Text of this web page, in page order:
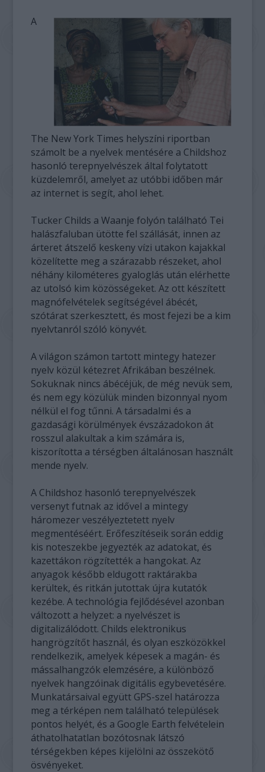
A
The New York Times helyszíni riportban
számolt be a nyelvek mentésére a Childshoz
hasonló terepnyelvészek által folytatott
küzdelemről, amelyet az utóbbi időben már
az internet is segít, ahol lehet.
Tucker Childs a Waanje folyón található Tei
halászfaluban ütötte fel szállását, innen az
árteret átszelő keskeny vízi utakon kajakkal
közelítette meg a szárazabb részeket, ahol
néhány kilométeres gyaloglás után elérhette
az utolsó kim közösségeket. Az ott készített
magnófelvételek segítségével ábécét,
szótárat szerkesztett, és most fejezi be a kim
nyelvtanról szóló könyvét.
A világon számon tartott mintegy hatezer
nyelv közül kétezret Afrikában beszélnek.
Sokuknak nincs ábécéjük, de még nevük sem,
és nem egy közülük minden bizonnyal nyom
nélkül el fog tűnni. A társadalmi és a
gazdasági körülmények évszázadokon át
rosszul alakultak a kim számára is,
kiszorította a térségben általánosan használt
mende nyelv.
A Childshoz hasonló terepnyelvészek
versenyt futnak az idővel a mintegy
háromezer veszélyeztetett nyelv
megmentéséért. Erőfeszítéseik során eddig
kis noteszekbe jegyezték az adatokat, és
kazettákon rögzítették a hangokat. Az
anyagok később eldugott raktárakba
kerültek, és ritkán jutottak újra kutatók
kezébe. A technológia fejlődésével azonban
változott a helyzet: a nyelvészet is
digitalizálódott. Childs elektronikus
hangrögzítőt használ, és olyan eszközökkel
rendelkezik, amelyek képesek a magán- és
mássalhangzók elemzésére, a különböző
nyelvek hangzóinak digitális egybevetésére.
Munkatársaival együtt GPS-szel határozza
meg a térképen nem található települések
pontos helyét, és a Google Earth felvételein
áthatolhatatlan bozótosnak látszó
térségekben képes kijelölni az összekötő
ösvényeket.